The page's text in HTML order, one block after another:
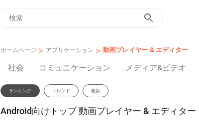
ホームページ > アプリケーション > 動画プレイヤー & エディター
社会 コミュニケーション メディア&ビデオ
ランキング トレンド 最新
Android向けトップ 動画プレイヤー & エディター